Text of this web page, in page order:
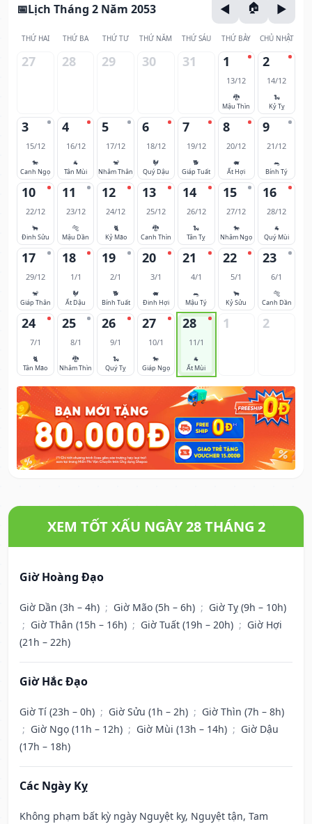
Lịch Tháng 2 Năm 2053
THỨ HAI THỨ BA THỨ TƯ THỨ NĂM THỨ SÁU THỨ BẢY CHỦ NHẬT
27 28 29 30 31 1
13/12
🐉
Mậu Thìn
2
14/12
🐍
Kỷ Tỵ
3
15/12
🐎
Canh Ngọ
4
16/12
🐐
Tân Mùi
5
17/12
🐒
Nhâm Thân
6
18/12
🐓
Quý Dậu
7
19/12
🐕
Giáp Tuất
8
20/12
🐖
Ất Hợi
9
21/12
🐀
Bính Tý
10
22/12
🐂
Đinh Sửu
11
23/12
🐅
Mậu Dần
12
24/12
🐈
Kỷ Mão
13
25/12
🐉
Canh Thìn
14
26/12
🐍
Tân Tỵ
15
27/12
🐎
Nhâm Ngọ
16
28/12
🐐
Quý Mùi
17
29/12
🐒
Giáp Thân
18
1/1
🐓
Ất Dậu
19
2/1
🐕
Bính Tuất
20
3/1
🐖
Đinh Hợi
21
4/1
🐀
Mậu Tý
22
5/1
🐂
Kỷ Sửu
23
6/1
🐅
Canh Dần
24
7/1
🐈
Tân Mão
25
8/1
🐉
Nhâm Thìn
26
9/1
🐍
Quý Tỵ
27
10/1
🐎
Giáp Ngọ
28
11/1
🐐
Ất Mùi
1 2
XEM TỐT XẤU NGÀY 28 THÁNG 2
Giờ Hoàng Đạo
Giờ Dần (3h – 4h) ; Giờ Mão (5h – 6h) ; Giờ Tỵ (9h – 10h)
; Giờ Thân (15h – 16h) ; Giờ Tuất (19h – 20h) ; Giờ Hợi
(21h – 22h)
Giờ Hắc Đạo
Giờ Tí (23h – 0h) ; Giờ Sửu (1h – 2h) ; Giờ Thìn (7h – 8h)
; Giờ Ngọ (11h – 12h) ; Giờ Mùi (13h – 14h) ; Giờ Dậu
(17h – 18h)
Các Ngày Kỵ
Không phạm bất kỳ ngày Nguyệt kỵ, Nguyệt tận, Tam